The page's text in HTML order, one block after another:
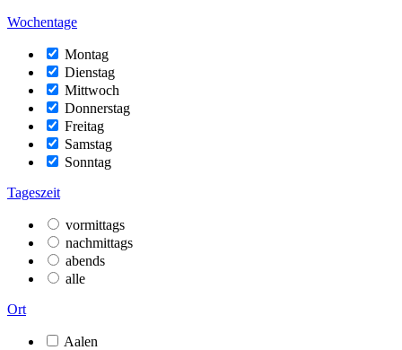
Wochentage
Montag
Dienstag
Mittwoch
Donnerstag
Freitag
Samstag
Sonntag
Tageszeit
vormittags
nachmittags
abends
alle
Ort
Aalen